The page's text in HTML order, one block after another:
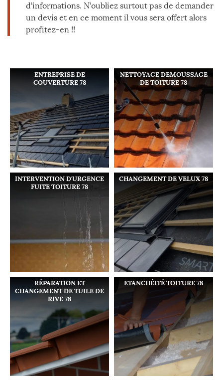
d’informations. N’oubliez surtout pas de demander
un devis et en ce moment il vous sera offert alors
profitez-en !!
ENTREPRISE DE
COUVERTURE 78
NETTOYAGE DEMOUSSAGE
DE TOITURE 78
INTERVENTION D'URGENCE
FUITE TOITURE 78
CHANGEMENT DE VELUX 78
RÉPARATION ET
CHANGEMENT DE TUILE DE
RIVE 78
ETANCHÉITÉ TOITURE 78